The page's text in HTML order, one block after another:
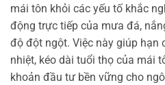
mái tôn khỏi các yếu tố khắc
động trực tiếp của mưa đá,
độ đột ngột. Việc này giúp hạn
nhiệt, kéo dài tuổi thọ của mái
khoản đầu tư bền vững cho